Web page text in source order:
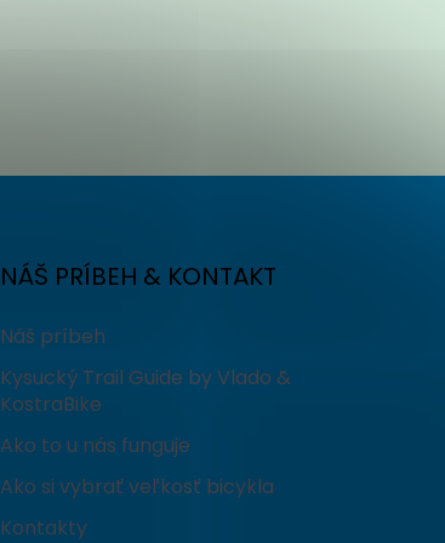
NÁŠ PRÍBEH & KONTAKT
Náš príbeh
Kysucký Trail Guide by Vlado &
KostraBike
Ako to u nás funguje
Ako si vybrať veľkosť bicykla
Kontakty